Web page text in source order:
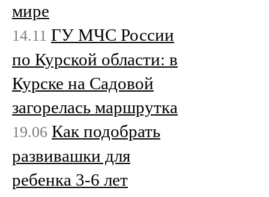
мире
14.11 ГУ МЧС России
по Курской области: в
Курске на Садовой
загорелась маршрутка
19.06 Как подобрать
развивашки для
ребенка 3-6 лет